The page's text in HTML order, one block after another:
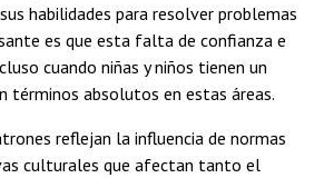
habilidades para resolver problemas
es que esta falta de confianza e
cuando niñas y niños tienen un
términos absolutos en estas áreas.
reflejan la influencia de normas
culturales que afectan tanto el